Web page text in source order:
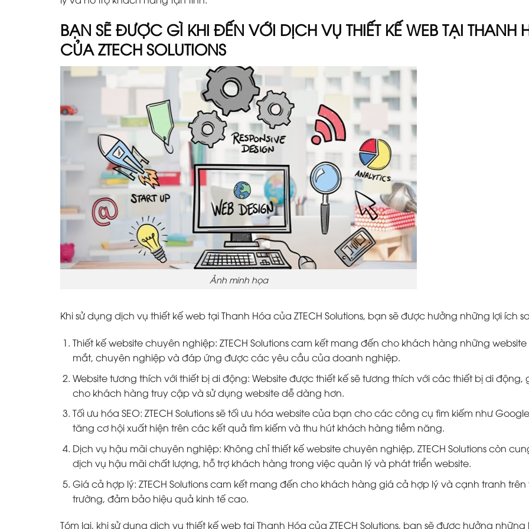
BẠN SẼ ĐƯỢC GÌ KHI ĐẾN VỚI DỊCH VỤ THIẾT KẾ WEB TẠI THANH
CỦA ZTECH SOLUTIONS
Ảnh minh họa
Khi sử dụng dịch vụ thiết kế web tại Thanh Hóa của ZTECH Solutions, bạn sẽ được hưởng những lợi ích
Thiết kế website chuyên nghiệp: ZTECH Solutions cam kết mang đến cho khách hàng những
mắt, chuyên nghiệp và đáp ứng được các yêu cầu của doanh nghiệp.
Website tương thích với thiết bị di động: Website được thiết kế sẽ tương thích với các thiết bị di động,
cho khách hàng truy cập và sử dụng website dễ dàng hơn.
Tối ưu hóa SEO: ZTECH Solutions sẽ tối ưu hóa website của bạn cho các công cụ tìm kiếm như
tăng cơ hội xuất hiện trên các kết quả tìm kiếm và thu hút khách hàng tiềm năng.
Dịch vụ hậu mãi chuyên nghiệp: Không chỉ thiết kế website chuyên nghiệp, ZTECH Solutions còn
dịch vụ hậu mãi chất lượng, hỗ trợ khách hàng trong việc quản lý và phát triển website.
Giá cả hợp lý: ZTECH Solutions cam kết mang đến cho khách hàng giá cả hợp lý và cạnh tranh trên
trường, đảm bảo hiệu quả kinh tế cao.
Tóm lại, khi sử dụng dịch vụ thiết kế web tại Thanh Hóa của ZTECH Solutions, bạn sẽ được hưởng những